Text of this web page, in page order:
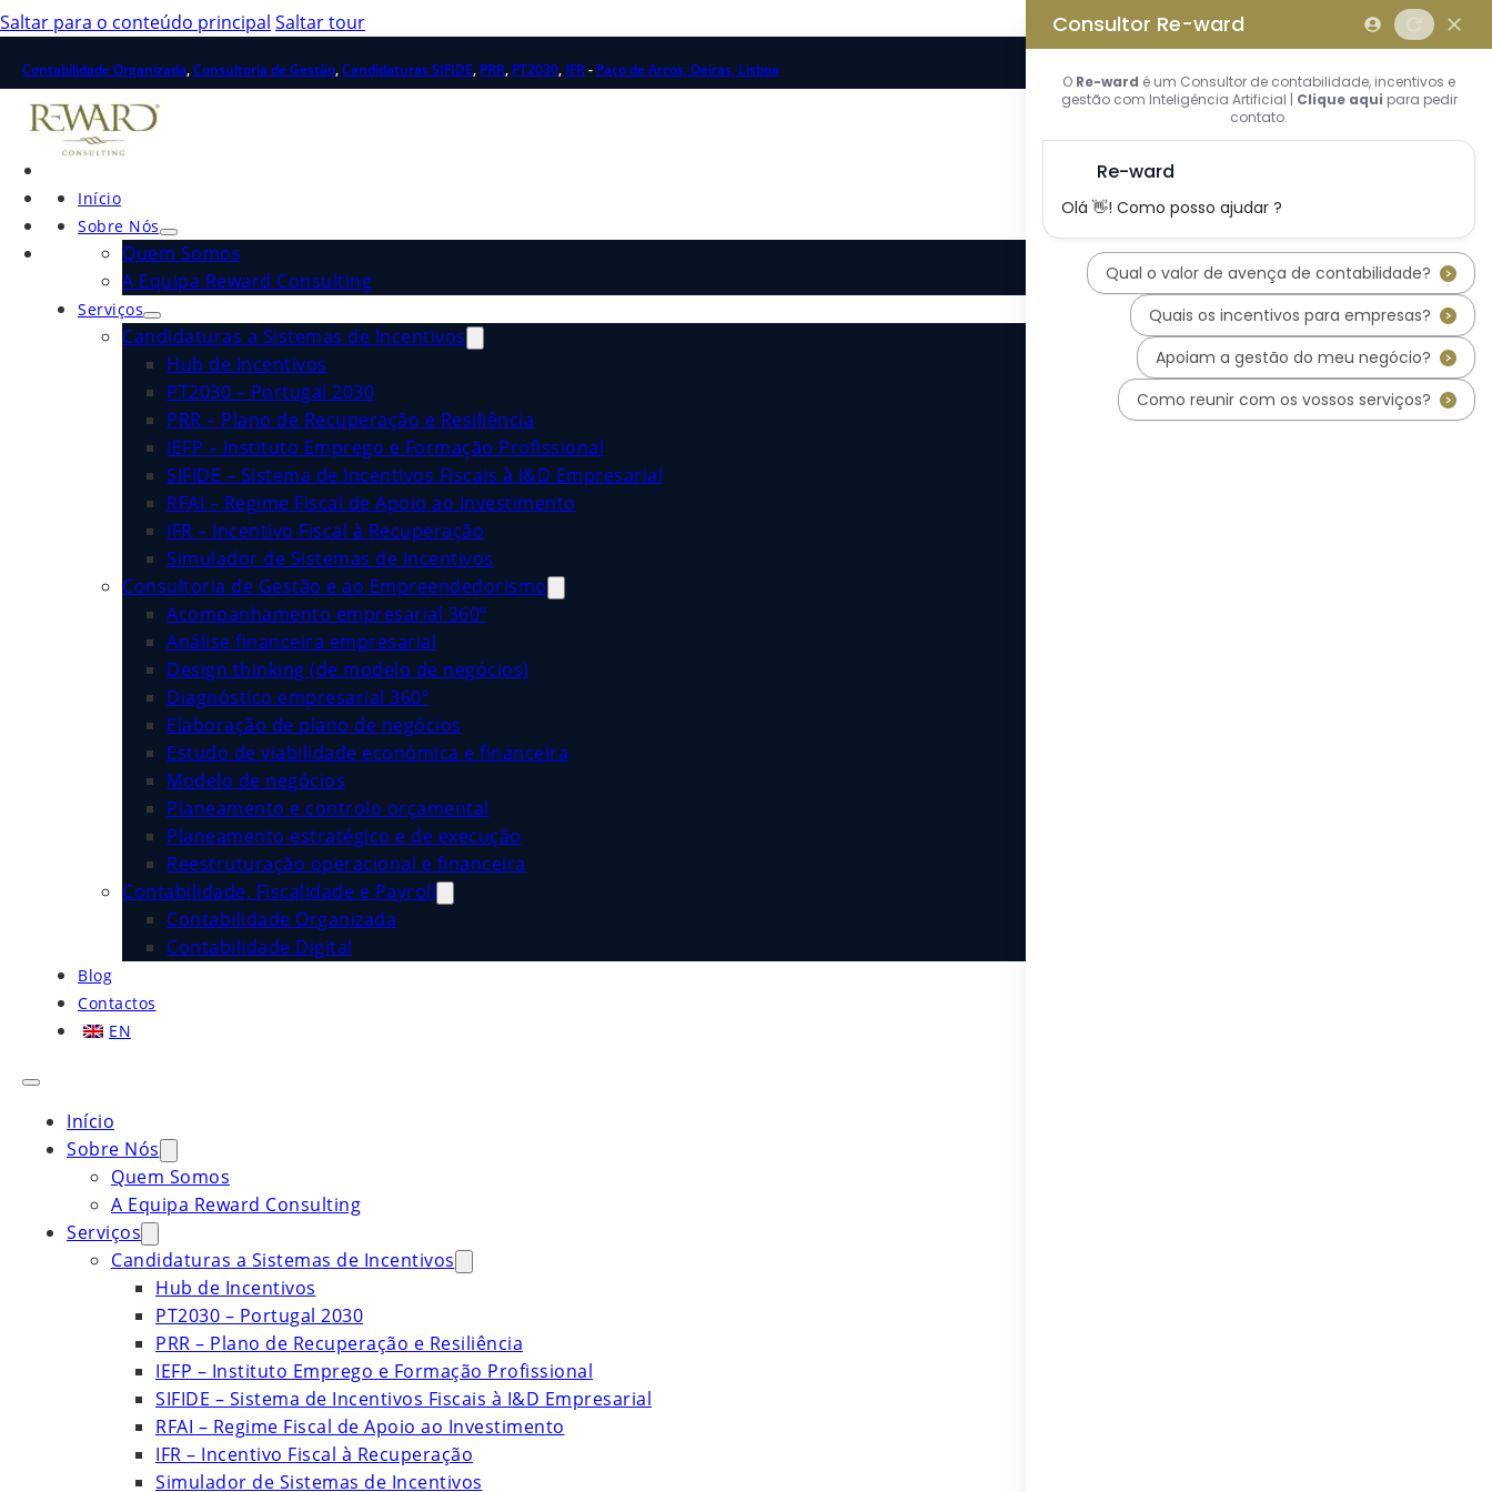
Saltar para o conteúdo principal Saltar tour
Contabilidade Organizada,Consultoria de Gestão,Candidaturas SIFIDE, PRR, PT2030, IFR- Paço de Arcos, Oeiras, Lisboa
Início
Sobre Nós
Quem Somos
A Equipa Reward Consulting
Serviços
Candidaturas a Sistemas de Incentivos
Hub de Incentivos
PT2030 – Portugal 2030
PRR – Plano de Recuperação e Resiliência
IEFP – Instituto Emprego e Formação Profissional
SIFIDE – Sistema de Incentivos Fiscais à I&D Empresarial
RFAI – Regime Fiscal de Apoio ao Investimento
IFR – Incentivo Fiscal à Recuperação
Simulador de Sistemas de Incentivos
Consultoria de Gestão e ao Empreendedorismo
Acompanhamento empresarial 360º
Análise financeira empresarial
Design thinking (de modelo de negócios)
Diagnóstico empresarial 360º
Elaboração de plano de negócios
Estudo de viabilidade económica e financeira
Modelo de negócios
Planeamento e controlo orçamental
Planeamento estratégico e de execução
Reestruturação operacional e financeira
Contabilidade, Fiscalidade e Payroll
Contabilidade Organizada
Contabilidade Digital
Blog
Contactos
EN
Início
Sobre Nós
Quem Somos
A Equipa Reward Consulting
Serviços
Candidaturas a Sistemas de Incentivos
Hub de Incentivos
PT2030 – Portugal 2030
PRR – Plano de Recuperação e Resiliência
IEFP – Instituto Emprego e Formação Profissional
SIFIDE – Sistema de Incentivos Fiscais à I&D Empresarial
RFAI – Regime Fiscal de Apoio ao Investimento
IFR – Incentivo Fiscal à Recuperação
Simulador de Sistemas de Incentivos